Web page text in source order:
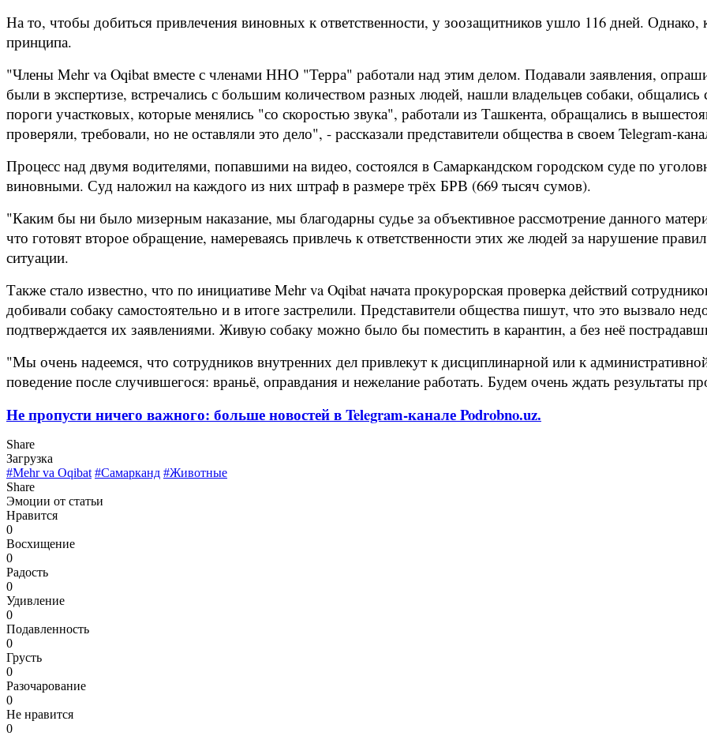
На то, чтобы добиться привлечения виновных к ответственности, у зоозащитников ушло 116 дней.
принципа.
"Члены Mehr va Oqibat вместе с членами ННО "Терра" работали над этим делом. Подавали заявления,
были в экспертизе, встречались с большим количеством разных людей, нашли владельцев собаки,
пороги участковых, которые менялись "со скоростью звука", работали из Ташкента, обращались в
проверяли, требовали, но не оставляли это дело", - рассказали представители общества в своем Telegram-
Процесс над двумя водителями, попавшими на видео, состоялся в Самаркандском городском суде по
виновными. Суд наложил на каждого из них штраф в размере трёх БРВ (669 тысяч сумов).
"Каким бы ни было мизерным наказание, мы благодарны судье за объективное рассмотрение данного
что готовят второе обращение, намереваясь привлечь к ответственности этих же людей за нарушение
ситуации.
Также стало известно, что по инициативе Mehr va Oqibat начата прокурорская проверка действий
добивали собаку самостоятельно и в итоге застрелили. Представители общества пишут, что это вызвало
подтверждается их заявлениями. Живую собаку можно было бы поместить в карантин, а без неё
"Мы очень надеемся, что сотрудников внутренних дел привлекут к дисциплинарной или к
поведение после случившегося: враньё, оправдания и нежелание работать. Будем очень ждать результаты
Не пропусти ничего важного: больше новостей в Telegram-канале Podrobno.uz.
Share
Загрузка
#Mehr va Oqibat #Самарканд #Животные
Share
Эмоции от статьи
Нравится
0
Восхищение
0
Радость
0
Удивление
0
Подавленность
0
Грусть
0
Разочарование
0
Не нравится
0